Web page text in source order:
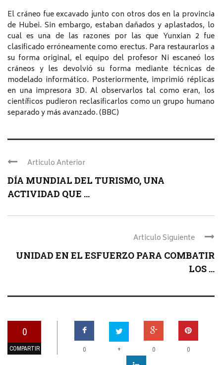
El cráneo fue excavado junto con otros dos en la provincia
de Hubei. Sin embargo, estaban dañados y aplastados, lo
cual es una de las razones por las que Yunxian 2 fue
clasificado erróneamente como erectus. Para restaurarlos a
su forma original, el equipo del profesor Ni escaneó los
cráneos y les devolvió su forma mediante técnicas de
modelado informático. Posteriormente, imprimió réplicas
en una impresora 3D. Al observarlos tal como eran, los
científicos pudieron reclasificarlos como un grupo humano
separado y más avanzado. (BBC)
Articulo Anterior
DÍA MUNDIAL DEL TURISMO, UNA
ACTIVIDAD QUE ...
Articulo Siguiente
UNIDAD EN EL ESFUERZO PARA COMBATIR
LOS ...
0
COMPARTIR 0 + 0 0